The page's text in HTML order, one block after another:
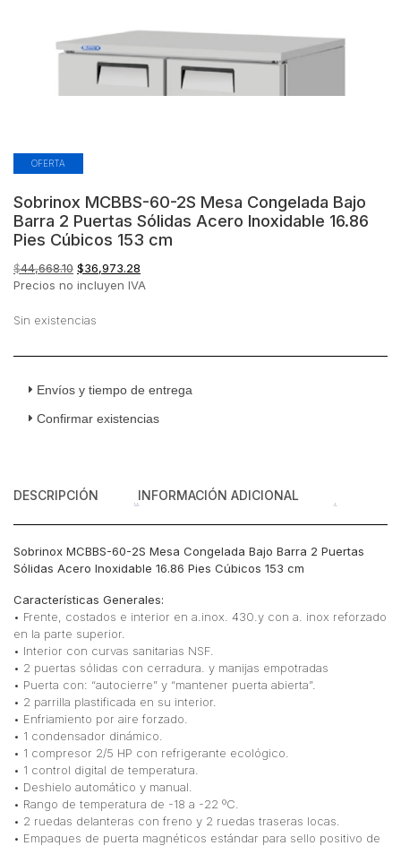
OFERTA
Sobrinox MCBBS-60-2S Mesa Congelada Bajo
Barra 2 Puertas Sólidas Acero Inoxidable 16.86
Pies Cúbicos 153 cm
$44,668.10 El
precio
era:
$36,973.28
precio
Precios no incluyen IVA
Sin existencias
Envíos y tiempo de entrega
Confirmar existencias
DESCRIPCIÓN INFORMACIÓN ADICIONAL
Sobrinox MCBBS-60-2S Mesa Congelada Bajo Barra 2 Puertas
Sólidas Acero Inoxidable 16.86 Pies Cúbicos 153 cm
Características Generales:
• Frente, costados e interior en a.inox. 430.y con a. inox reforzado
en la parte superior.
• Interior con curvas sanitarias NSF.
• 2 puertas sólidas con cerradura. y manijas empotradas
• Puerta con: “autocierre” y “mantener puerta abierta”.
• 2 parrilla plastificada en su interior.
• Enfriamiento por aire forzado.
• 1 condensador dinámico.
• 1 compresor 2/5 HP con refrigerante ecológico.
• 1 control digital de temperatura.
• Deshielo automático y manual.
• Rango de temperatura de -18 a -22 ºC.
• 2 ruedas delanteras con freno y 2 ruedas traseras locas.
• Empaques de puerta magnéticos estándar para sello positivo de